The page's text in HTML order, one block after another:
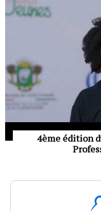
4ème édition